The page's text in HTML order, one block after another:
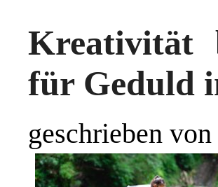
Kreativität
für Geduld
geschrieben